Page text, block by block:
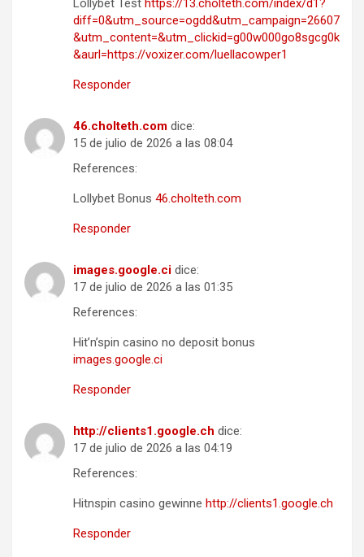
Lollybet Test https://13.cholteth.com/index/d1?
diff=0&utm_source=ogdd&utm_campaign=26607
&utm_content=&utm_clickid=g00w000go8sgcg0k
&aurl=https://voxizer.com/luellacowper1
Responder
46.cholteth.com dice:
15 de julio de 2026 a las 08:04
References:
Lollybet Bonus 46.cholteth.com
Responder
images.google.ci dice:
17 de julio de 2026 a las 01:35
References:
Hit’n’spin casino no deposit bonus
images.google.ci
Responder
http://clients1.google.ch dice:
17 de julio de 2026 a las 04:19
References:
Hitnspin casino gewinne http://clients1.google.ch
Responder